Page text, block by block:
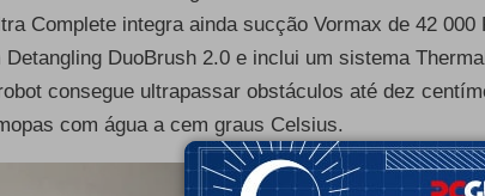
Complete integra ainda sucção Vormax de 42
Detangling DuoBrush 2.0 e inclui um sistema
consegue ultrapassar obstáculos até dez
com água a cem graus Celsius.